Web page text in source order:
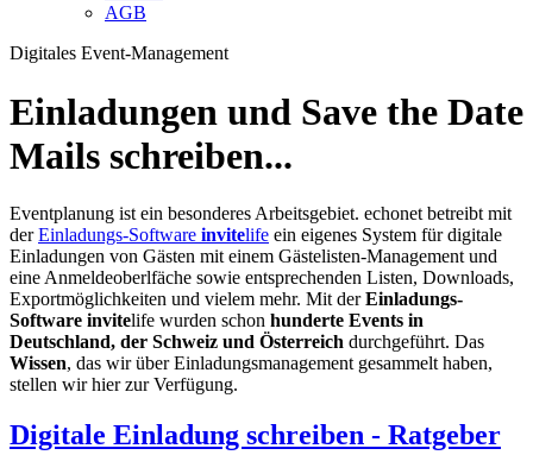
AGB
Digitales Event-Management
Einladungen und Save the Date
Mails schreiben...
Eventplanung ist ein besonderes Arbeitsgebiet. echonet betreibt mit
derEinladungs-Software invitelife ein eigenes System für digitale
Einladungen von Gästen mit einem Gästelisten-Management und
eine Anmeldeoberlfäche sowie entsprechenden Listen, Downloads,
Exportmöglichkeiten und vielem mehr. Mit derEinladungs-
Software invitelife wurden schon hunderte Events in
Deutschland, der Schweiz und Österreich durchgeführt. Das
Wissen, das wir über Einladungsmanagement gesammelt haben,
stellen wir hier zur Verfügung.
Digitale Einladung schreiben - Ratgeber